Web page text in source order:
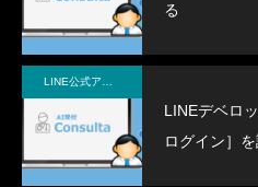
る
LINE公式アカウント
LINEデベロ
ログイン］